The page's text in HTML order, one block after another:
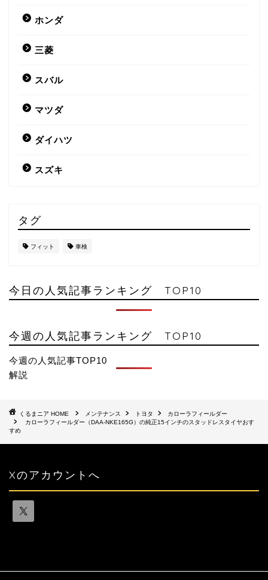
ホンダ
三菱
スバル
マツダ
ダイハツ
スズキ
タグ
フィット 車検
今日の人気記事ランキング TOP10
今週の人気記事ランキング TOP10
今週の人気記事TOP10
解説
HOME メンテナンス トヨタ
カローラフィールダー
カローラフィールダー（DAA-NKE165G）の純正15インチのスタッドレスタイヤおす
すめ
Xのアカウントへ